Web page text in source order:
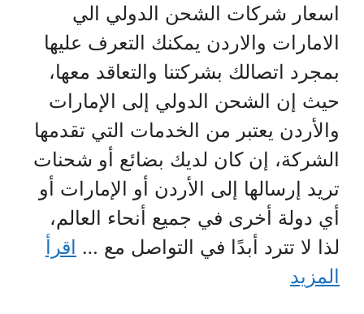
اسعار شركات الشحن الدولي الي
الامارات والاردن يمكنك التعرف عليها
بمجرد اتصالك بشركتنا والتعاقد معها،
حيث إن الشحن الدولي إلى الإمارات
والأردن يعتبر من الخدمات التي تقدمها
الشركة، إن كان لديك بضائع أو شحنات
تريد إرسالها إلى الأردن أو الإمارات أو
أي دولة أخرى في جميع أنحاء العالم،
لذا لا تترد أبدًا في التواصل مع … اقرأ
المزيد